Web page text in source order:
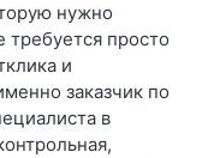
нужно
требуется просто
и
заказчик по
в